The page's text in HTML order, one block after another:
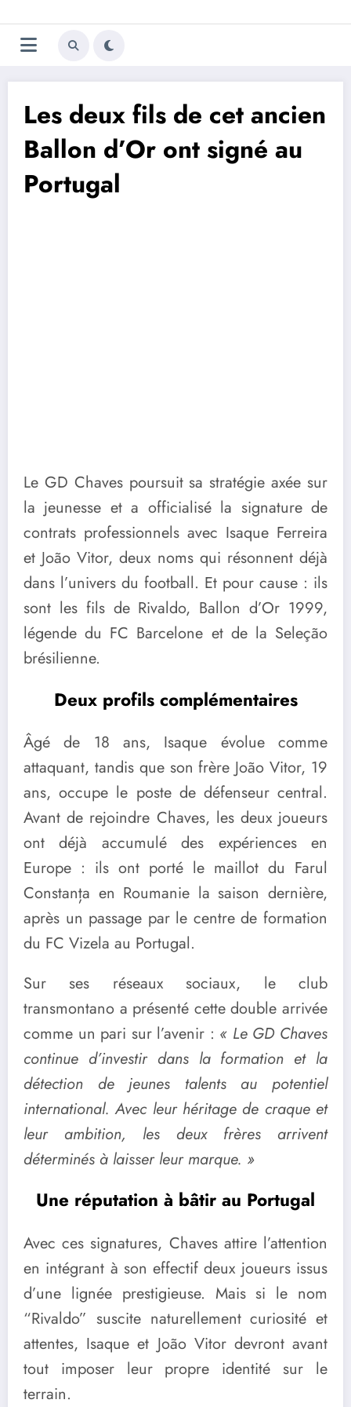
au
contenu
Trivela
L'actualité du football
Les deux fils de cet ancien
Ballon d’Or ont signé au
Portugal
Le GD Chaves poursuit sa stratégie axée sur
la jeunesse et a officialisé la signature de
contrats professionnels avec Isaque Ferreira
et João Vitor, deux noms qui résonnent déjà
dans l’univers du football. Et pour cause : ils
sont les fils de Rivaldo, Ballon d’Or 1999,
légende du FC Barcelone et de la Seleção
brésilienne.
Deux profils complémentaires
Âgé de 18 ans, Isaque évolue comme
attaquant, tandis que son frère João Vitor, 19
ans, occupe le poste de défenseur central.
Avant de rejoindre Chaves, les deux joueurs
ont déjà accumulé des expériences en
Europe : ils ont porté le maillot du Farul
Constanța en Roumanie la saison dernière,
après un passage par le centre de formation
du FC Vizela au Portugal.
Sur ses réseaux sociaux, le club
transmontano a présenté cette double arrivée
comme un pari sur l’avenir : « Le GD Chaves
continue d’investir dans la formation et la
détection de jeunes talents au potentiel
international. Avec leur héritage de craque et
leur ambition, les deux frères arrivent
déterminés à laisser leur marque. »
Une réputation à bâtir au Portugal
Avec ces signatures, Chaves attire l’attention
en intégrant à son effectif deux joueurs issus
d’une lignée prestigieuse. Mais si le nom
“Rivaldo” suscite naturellement curiosité et
attentes, Isaque et João Vitor devront avant
tout imposer leur propre identité sur le
terrain.